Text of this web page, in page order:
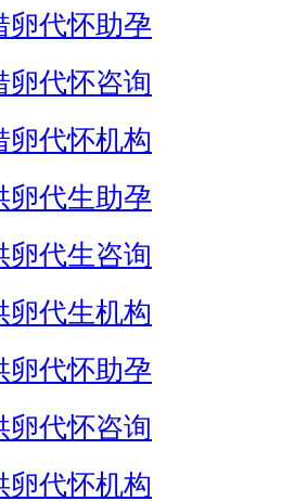
卵代怀助孕
卵代怀咨询
卵代怀机构
卵代生助孕
卵代生咨询
卵代生机构
卵代怀助孕
卵代怀咨询
卵代怀机构